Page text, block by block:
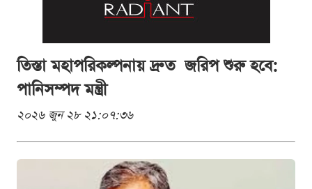
তিস্তা মহাপরিকল্পনায় দ্রুত জরিপ শুরু হবে:
পানিসম্পদ মন্ত্রী
২০২৬ জুন ২৮ ২১:০৭:৩৬